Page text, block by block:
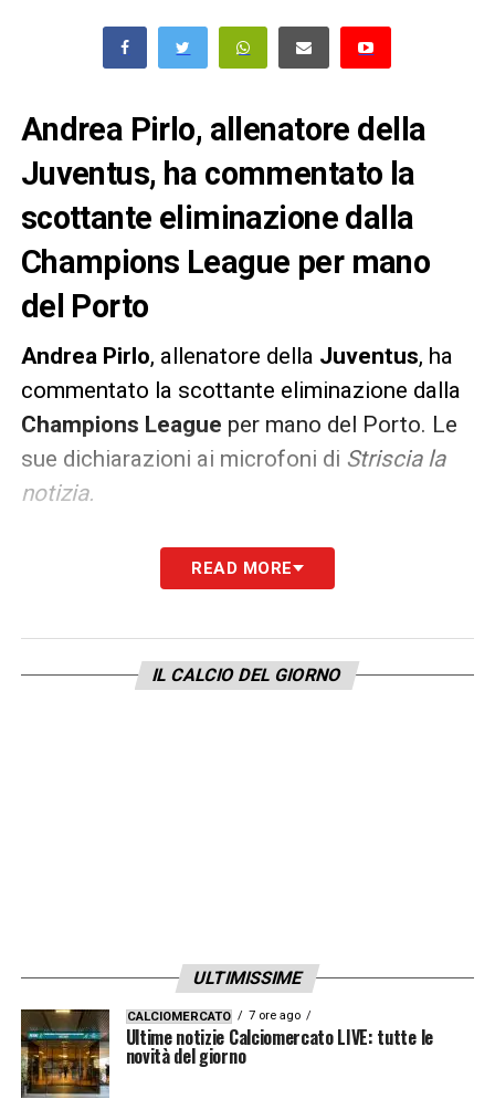
Andrea Pirlo, allenatore della
Juventus, ha commentato la
scottante eliminazione dalla
Champions League per mano
del Porto
Andrea Pirlo, allenatore della Juventus, ha
commentato la scottante eliminazione dalla
Champions League per mano del Porto. Le
sue dichiarazioni ai microfoni di Striscia la
notizia.
«Non è facile vincerla, ci vuole tempo.
Speriamo di poterci rifare. Io penso al fare il
READ MORE
IL CALCIO DEL GIORNO
ULTIMISSIME
CALCIOMERCATO 7 ore ago
Ultime notizie Calciomercato LIVE: tutte le
novità del giorno